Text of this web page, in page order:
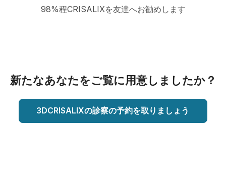
98%程CRISALIXを友達へお勧めします
新たなあなたをご覧に用意しましたか？
3DCRISALIXの診察の予約を取りましょう